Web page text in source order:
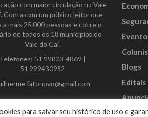
com maior circulação no Vale
Conta com um público leitor que
a mais 25.000 pessoas e cobre o
de todos os 18 municípios do
Vale do Caí.
Telefones: 51 99823-4869 |
51 999430952
Twitter
Blogs
Editais
para salvar seu histórico de uso e